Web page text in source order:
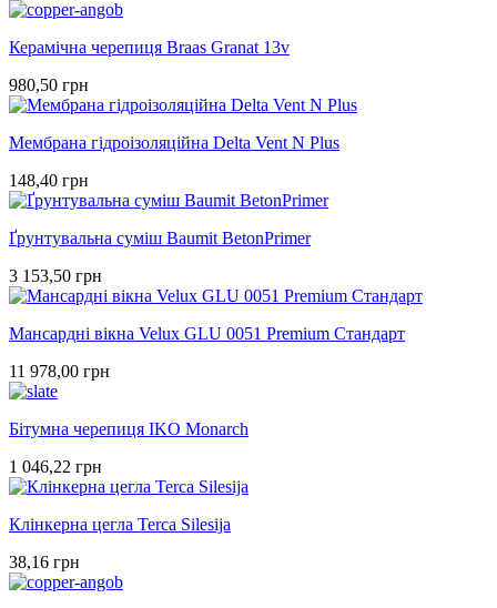
Керамічна черепиця Braas Granat 13v
980,50 грн
Мембрана гідроізоляційна Delta Vent N Plus
148,40 грн
Ґрунтувальна суміш Baumit BetonPrimer
3 153,50 грн
Мансардні вікна Velux GLU 0051 Premium Стандарт
11 978,00 грн
Бітумна черепиця IKO Monarch
1 046,22 грн
Клінкерна цегла Terca Silesija
38,16 грн